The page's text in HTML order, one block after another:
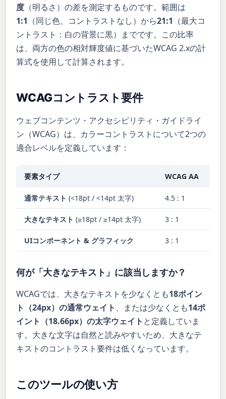
度 （明るさ）の差を測定するものです。範囲は
1:1 （同じ色、コントラストなし）から21:1 （最大コ
ントラスト：白の背景に黒）までです。この比率
は、両方の色の相対輝度値に基づいたWCAG 2.xの計
算式を使用して計算されます。
WCAGコントラスト要件
ウェブコンテンツ・アクセシビリティ・ガイドライ
ン（WCAG）は、カラーコントラストについて2つの
適合レベルを定義しています：
要素タイプ WCAG AA
通常テキスト (<18pt / <14pt 太字) 4.5 : 1
大きなテキスト (≥18pt / ≥14pt 太字) 3 : 1
UIコンポーネント & グラフィック 3 : 1
何が「大きなテキスト」に該当しますか？
WCAGでは、大きなテキストを少なくとも18ポイン
ト（24px）の通常ウェイト 、または少なくとも14ポ
イント（18.66px）の太字ウェイト と定義していま
す。大きな文字は自然と読みやすいため、大きなテ
キストのコントラスト要件は低くなっています。
このツールの使い方